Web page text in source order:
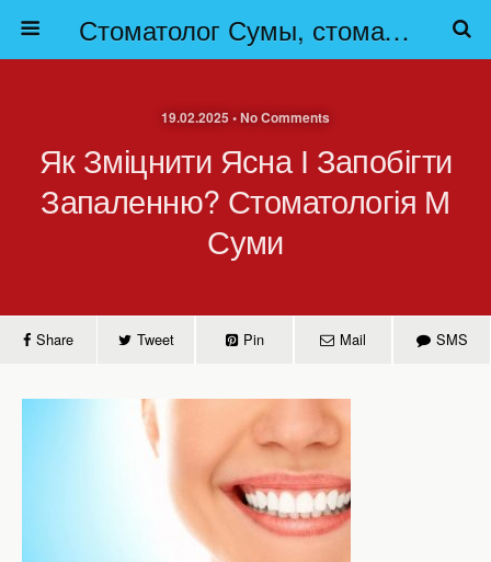
Стоматолог Сумы, стоматологические клиники Сумы, детская стоматология в Сумах. | Частная стоматология Сумы
19.02.2025 • No Comments
Як Зміцнити Ясна І Запобігти
Запаленню? Стоматологія М
Суми
Share Tweet Pin Mail SMS